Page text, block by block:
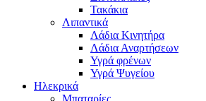
Τακάκια
Λιπαντικά
Λάδια Κινητήρα
Λάδια Αναρτήσεων
Υγρά φρένων
Υγρά Ψυγείου
Ηλεκρικά
Μπαταρίες